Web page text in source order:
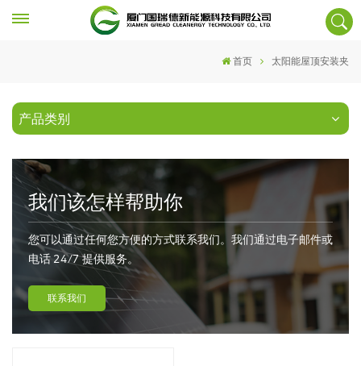
首页 太阳能屋顶安装夹
产品类别
我们该怎样帮助你
您可以通过任何您方便的方式联系我们。我们通过电子邮件或
电话 24/7 提供服务。
联系我们